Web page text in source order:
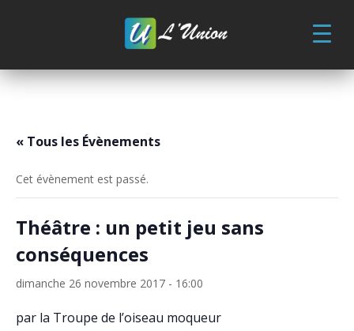
« Tous les Évènements
Cet évènement est passé.
Théâtre : un petit jeu sans
conséquences
dimanche 26 novembre 2017 - 16:00
par la Troupe de l’oiseau moqueur